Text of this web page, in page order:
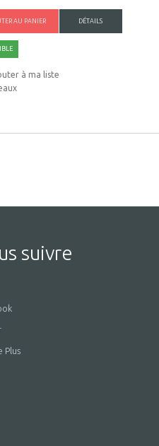
AU PANIER DÉTAILS
à ma liste
suivre
Plus